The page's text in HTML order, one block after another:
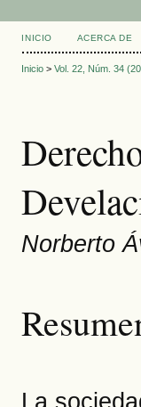
INICIO ACERCA DE
Inicio >Vol. 22, Núm. 34
Norberto
La